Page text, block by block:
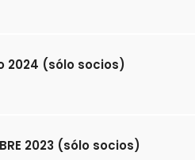
2024 (sólo socios)
2023 (sólo socios)